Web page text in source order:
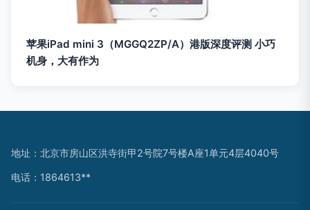
苹果iPad mini 3（MGGQ2ZP/A）港版深度评测 小巧
机身，大有作为
地址：北京市房山区洪寺街甲2号院7号楼A座1单元4层4040号
电话：1864613**